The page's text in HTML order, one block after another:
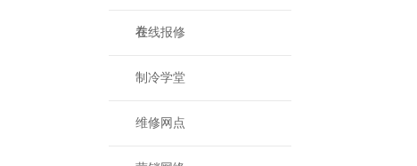
卷
在线报修
制冷学堂
维修网点